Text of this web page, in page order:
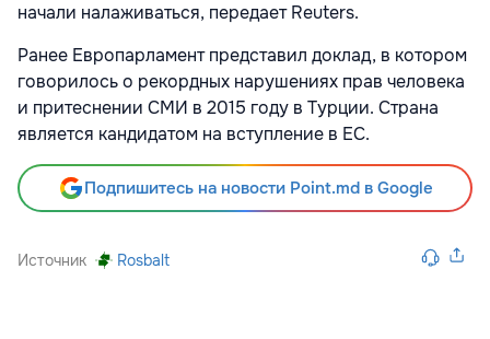
начали налаживаться, передает Reuters.
Ранее Европарламент представил доклад, в котором
говорилось о рекордных нарушениях прав человека
и притеснении СМИ в 2015 году в Турции. Страна
является кандидатом на вступление в ЕС.
Подпишитесь на новости Point.md в Google
Источник Rosbalt